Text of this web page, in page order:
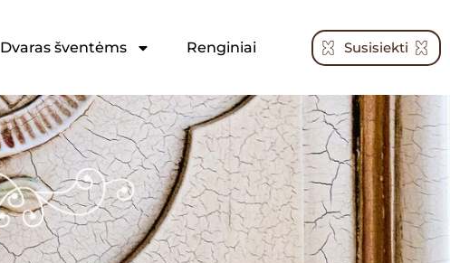
Dvaras šventėms Renginiai Susisiekti